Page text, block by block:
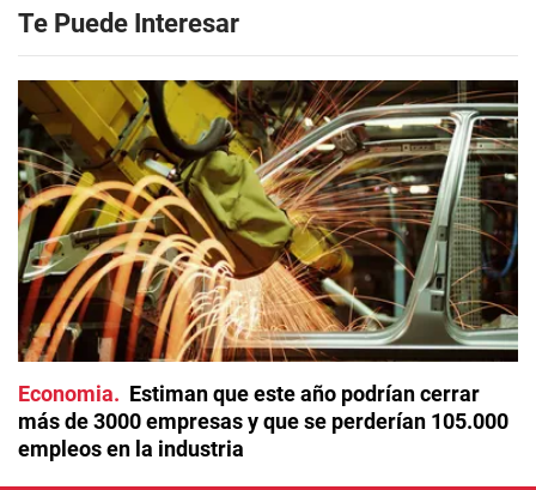
Te Puede Interesar
Economia
Estiman que este año podrían cerrar
más de 3000 empresas y que se perderían 105.000
empleos en la industria